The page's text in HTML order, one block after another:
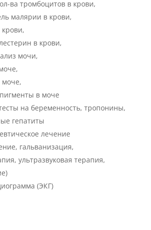
ва тромбоцитов в крови,
малярии в крови,
в крови,
мочи,
в моче
на беременность, тропонины,
гепатиты
лечение
гальванизация,
ультразвуковая терапия,
(ЭКГ)